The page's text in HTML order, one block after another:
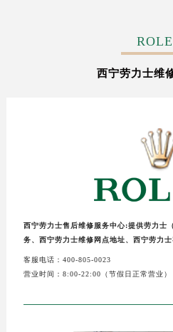
西宁劳力士维
西宁劳力士售后维修服务中心:提供劳力士
务、西宁劳力士维修网点地址、西宁劳力
客服电话：400-805-0023
营业时间：8:00-22:00（节假日正常营业）